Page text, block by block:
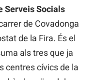
Serveis Socials
de Covadonga
de la Fira. És el
als tres que ja
centres cívics de la